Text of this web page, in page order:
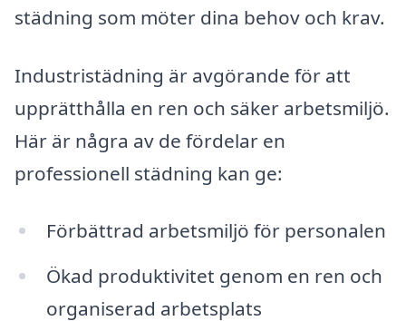
städning som möter dina behov och krav.
Industristädning är avgörande för att
upprätthålla en ren och säker arbetsmiljö.
Här är några av de fördelar en
professionell städning kan ge:
Förbättrad arbetsmiljö för personalen
Ökad produktivitet genom en ren och
organiserad arbetsplats